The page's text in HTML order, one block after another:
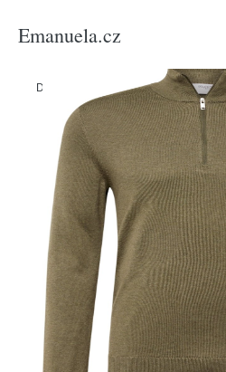
Emanuela.cz
Domů /Muži/Svetr 'Berg'